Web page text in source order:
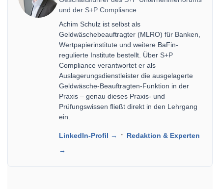
und der S+P Compliance
Achim Schulz ist selbst als
Geldwäschebeauftragter (MLRO) für Banken,
Wertpapierinstitute und weitere BaFin-
regulierte Institute bestellt. Über S+P
Compliance verantwortet er als
Auslagerungsdienstleister die ausgelagerte
Geldwäsche-Beauftragten-Funktion in der
Praxis – genau dieses Praxis- und
Prüfungswissen fließt direkt in den Lehrgang
ein.
LinkedIn-Profil → · Redaktion & Experten
→